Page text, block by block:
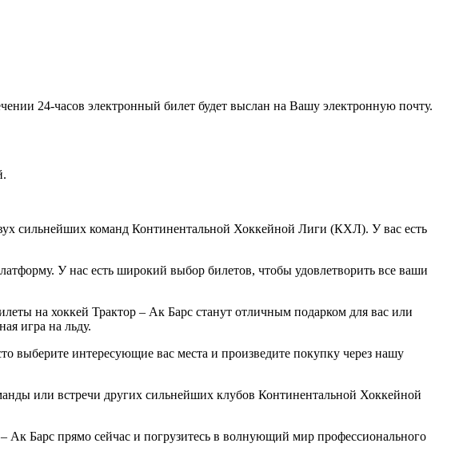
24-часов электронный билет будет выслан на Вашу электронную почту.
сильнейших команд Континентальной Хоккейной Лиги (КХЛ). У вас есть
У нас есть широкий выбор билетов, чтобы удовлетворить все ваши
на хоккей Трактор – Ак Барс станут отличным подарком для вас или
игра на льду.
выберите интересующие вас места и произведите покупку через нашу
или встречи других сильнейших клубов Континентальной Хоккейной
Ак Барс прямо сейчас и погрузитесь в волнующий мир профессионального